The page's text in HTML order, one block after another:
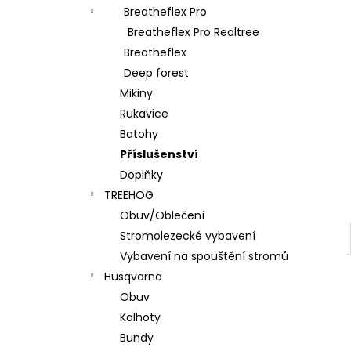
Breatheflex Pro
Breatheflex Pro Realtree
Breatheflex
Deep forest
Mikiny
Rukavice
Batohy
Příslušenství
Doplňky
TREEHOG
Obuv/Oblečení
Stromolezecké vybavení
Vybavení na spouštění stromů
Husqvarna
Obuv
Kalhoty
Bundy